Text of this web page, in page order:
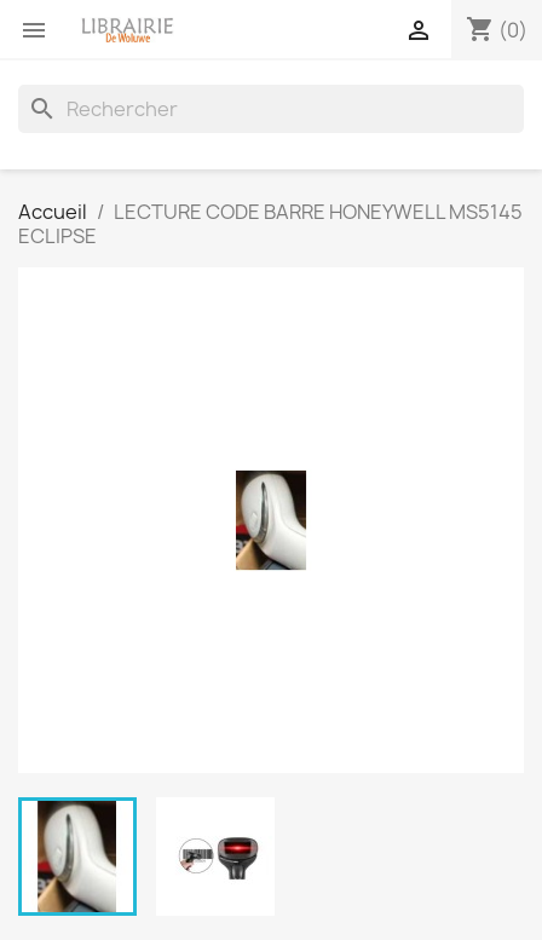
 shopping_cart (0)

search
Accueil
LECTURE CODE BARRE HONEYWELL MS5145
ECLIPSE